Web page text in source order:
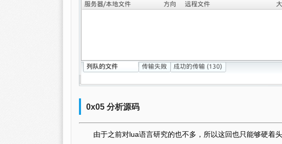
0x05 分析源码
由于之前对lua语言研究的也不多，所以这回也只能够硬着